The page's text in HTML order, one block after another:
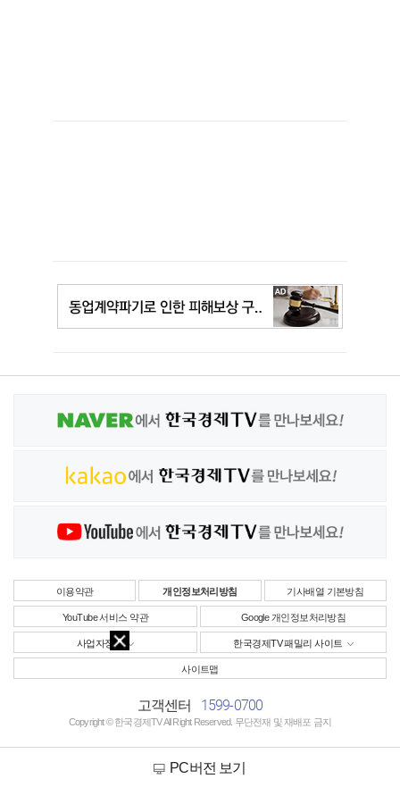
이용약관 개인정보처리방침 기사배열 기본방침
YouTube 서비스 약관 Google 개인정보처리방침
사업자정보 한국경제TV 패밀리 사이트
사이트맵
고객센터 1599-0700
Copyright © 한국경제TV All Right Reserved. 무단전재 및 재배포 금지
PC버전 보기